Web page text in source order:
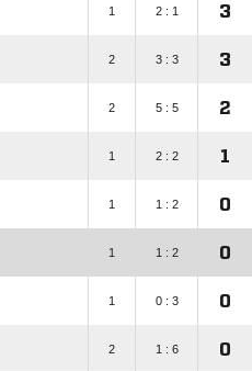
1 2 : 1 3
2 3 : 3 3
2 5 : 5 2
1 2 : 2 1
1 1 : 2 0
1 1 : 2 0
1 0 : 3 0
2 1 : 6 0